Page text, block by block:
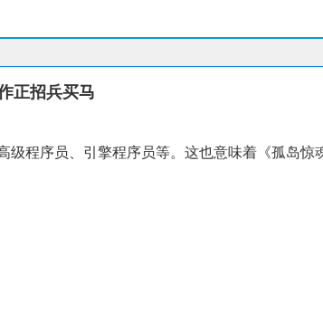
正招兵买马
程序员、引擎程序员等。这也意味着《孤岛惊